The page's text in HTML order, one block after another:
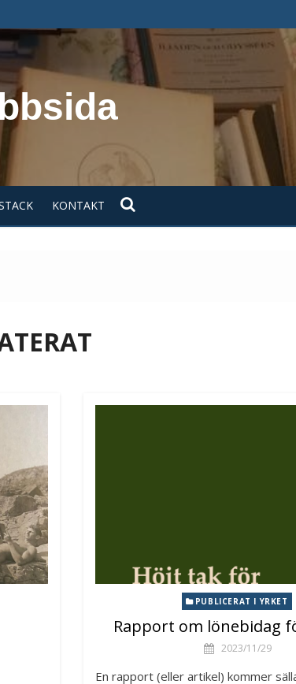
KONTAKT
PUBLICERAT I YRKET
Rapport om lönebidag
2023/11/29
En rapport (eller artikel) kommer